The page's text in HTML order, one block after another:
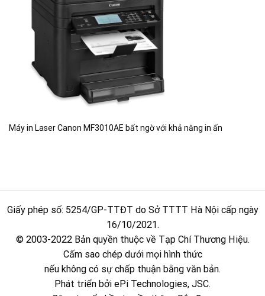
Máy in Laser Canon MF3010AE bất ngờ với khả năng in ấn
Giấy phép số: 5254/GP-TTĐT do Sở TTTT Hà Nội cấp ngày
16/10/2021.
© 2003-2022 Bản quyền thuộc về Tạp Chí Thương Hiệu.
Cấm sao chép dưới mọi hình thức
nếu không có sự chấp thuận bằng văn bản.
Phát triển bởi ePi Technologies, JSC.